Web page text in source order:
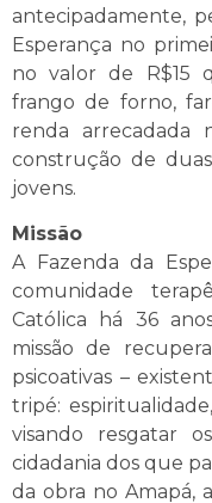
antecipadamente,
Esperança no
no valor de R$15
frango de forno,
renda arrecadada
construção de
jovens.
Missão
A Fazenda da
comunidade
Católica há 36
missão de
psicoativas –
tripé:
visando resgatar
cidadania dos que
da obra no Amapá,